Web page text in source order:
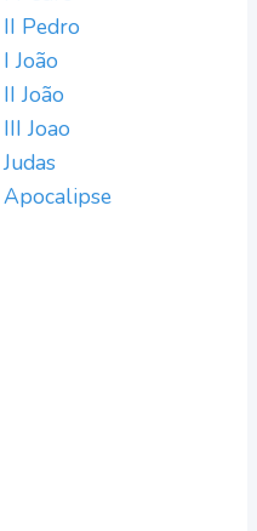
II Pedro
I João
II João
III Joao
Judas
Apocalipse